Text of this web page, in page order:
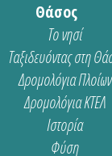
Θάσος
Το νησί
Ταξιδευόντας στη
Δρομολόγια Πλοίων
Δρομολόγια ΚΤΕΛ
Ιστορία
Φύση